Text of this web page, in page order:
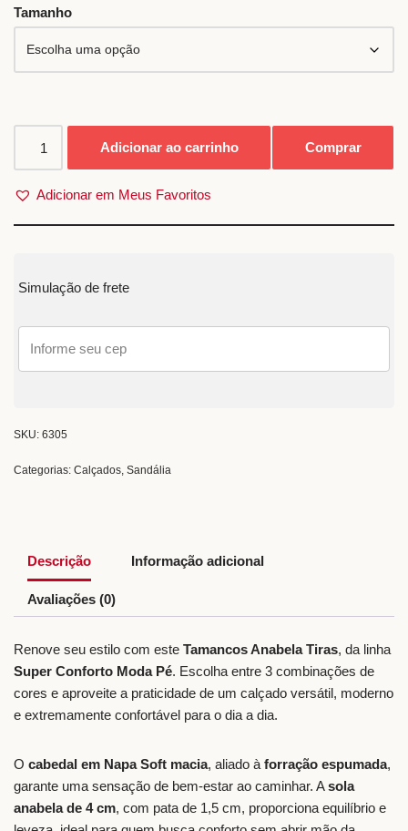
Tamanho
Adicionar ao carrinho Comprar
Adicionar em Meus Favoritos
Simulação de frete
SKU: 6305
Categorias: Calçados, Sandália
Descrição Informação adicional
Avaliações (0)
Renove seu estilo com este Tamancos Anabela Tiras, da linha
Super Conforto Moda Pé. Escolha entre 3 combinações de
cores e aproveite a praticidade de um calçado versátil, moderno
e extremamente confortável para o dia a dia.
O cabedal em Napa Soft macia, aliado à forração espumada,
garante uma sensação de bem-estar ao caminhar. Asola
anabela de 4 cm, com pata de 1,5 cm, proporciona equilíbrio e